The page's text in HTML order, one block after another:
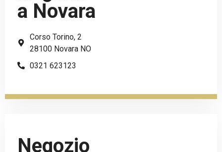
a Novara
Corso Torino, 2
28100 Novara NO
0321 623123
Negozio